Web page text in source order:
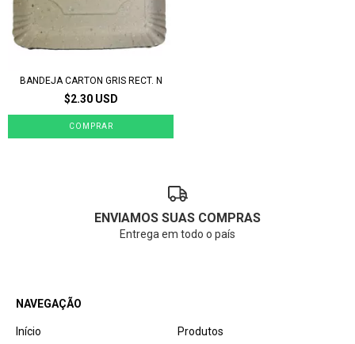
BANDEJA CARTON GRIS RECT. N
$2.30 USD
ENVIAMOS SUAS COMPRAS
Entrega em todo o país
NAVEGAÇÃO
Início Produtos